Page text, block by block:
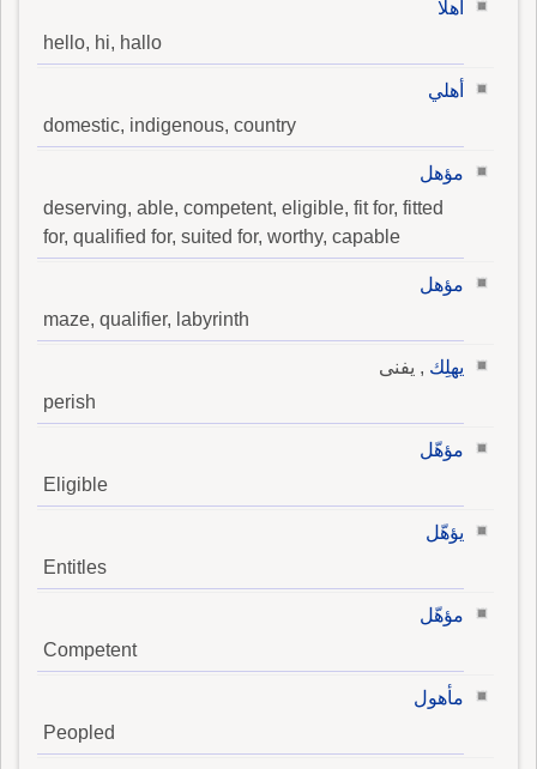
أهلا
hello, hi, hallo
أهلي
domestic, indigenous, country
مؤهل
deserving, able, competent, eligible, fit for, fitted
for, qualified for, suited for, worthy, capable
مؤهل
maze, qualifier, labyrinth
يهلِك , يفنى
perish
مؤهّل
Eligible
يؤهّل
Entitles
مؤهّل
Competent
مأهول
Peopled